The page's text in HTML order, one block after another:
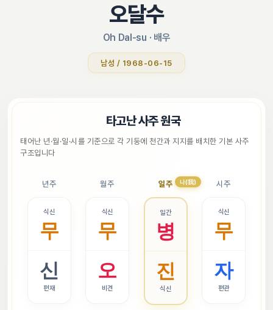
오달수
Oh Dal-su · 배우
남성 / 1968-06-15
타고난 사주 원국
태어난 년·월·일·시를 기준으로 각 기둥에 천간과 지지를 배치한 기본 사주
구조입니다
시주
식신
무
자
편관
일주
일간
병
진
식신
나(我)
월주
식신
무
오
비견
년주
식신
무
신
편재